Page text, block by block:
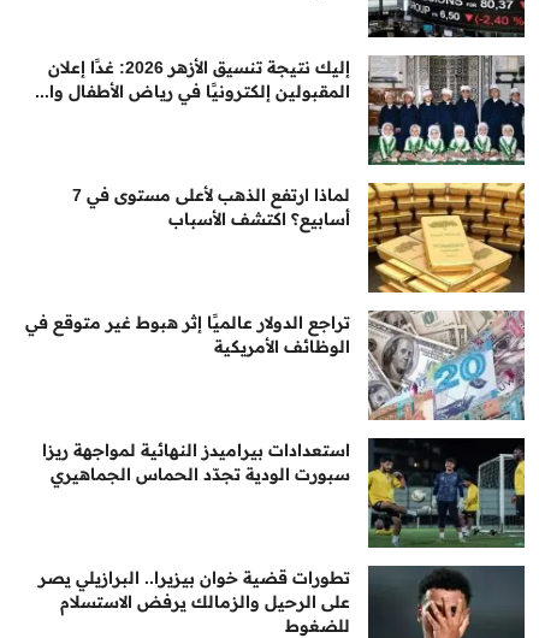
إليك نتيجة تنسيق الأزهر 2026: غدًا إعلان
المقبولين إلكترونيًا في رياض الأطفال وا...
لماذا ارتفع الذهب لأعلى مستوى في 7
أسابيع؟ اكتشف الأسباب
تراجع الدولار عالميًا إثر هبوط غير متوقع في
الوظائف الأمريكية
استعدادات بيراميدز النهائية لمواجهة ريزا
سبورت الودية تجدّد الحماس الجماهيري
تطورات قضية خوان بيزيرا.. البرازيلي يصر
على الرحيل والزمالك يرفض الاستسلام
للضغوط